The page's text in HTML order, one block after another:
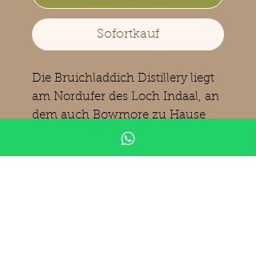
Sofortkauf
Die Bruichladdich Distillery liegt
am Nordufer des Loch Indaal, an
dem auch Bowmore zu Hause
ist, auf der Insel Islay, Schottland.